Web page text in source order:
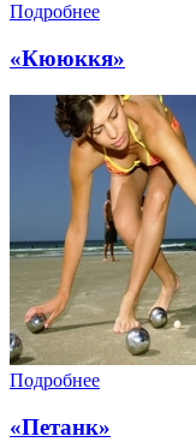
Подробнее
«Кююккя»
Подробнее
«Петанк»